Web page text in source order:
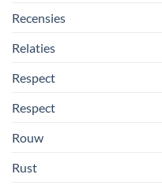
Recensies
Relaties
Respect
Respect
Rouw
Rust